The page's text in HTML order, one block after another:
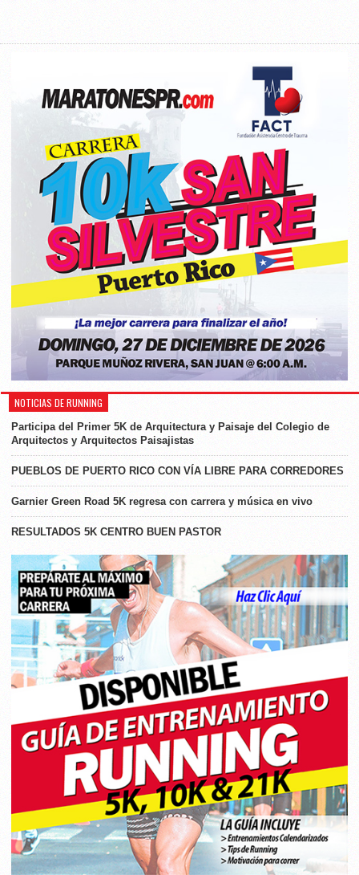
NOTICIAS DE RUNNING
Participa del Primer 5K de Arquitectura y Paisaje del Colegio de
Arquitectos y Arquitectos Paisajistas
PUEBLOS DE PUERTO RICO CON VÍA LIBRE PARA CORREDORES
Garnier Green Road 5K regresa con carrera y música en vivo
RESULTADOS 5K CENTRO BUEN PASTOR